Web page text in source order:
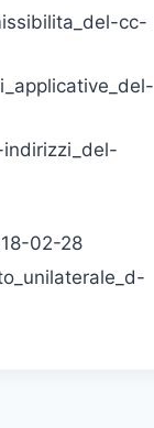
cc-
02-28